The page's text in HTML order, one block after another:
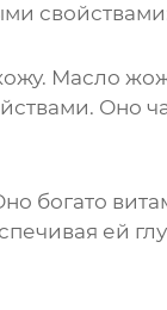
Масло
Оно
богато
ей